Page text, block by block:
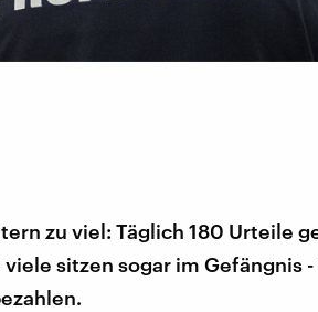
zu viel: Täglich 180 Urteile
sitzen sogar im Gefängnis